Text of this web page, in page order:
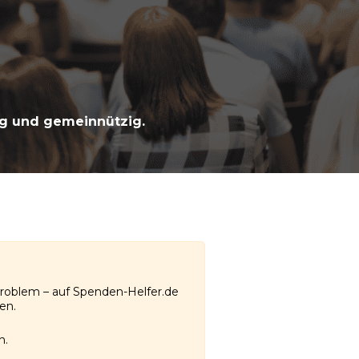
und gemeinnützig.
– auf Spenden-Helfer.de